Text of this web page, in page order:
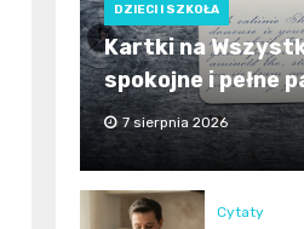
DZIECI I SZKOŁA
Kartki na
spokojne i pełne
7 sierpnia 2026
Cytaty